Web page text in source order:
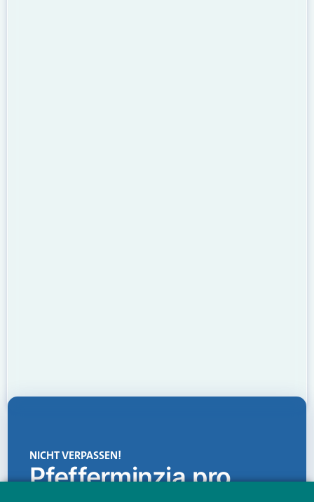
NICHT VERPASSEN!
Pfefferminzia.pro